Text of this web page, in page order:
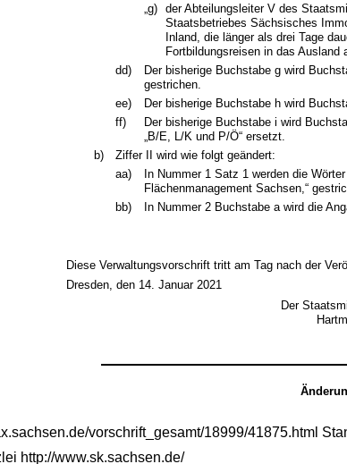
„g)
der Abteilungsleiter V des
Staatsbetriebes Sächsisches
Inland, die länger als drei Tage
Fortbildungsreisen in das Ausland
dd)
Der bisherige Buchstabe g wird
gestrichen.
ee)
Der bisherige Buchstabe h wird
ff)
Der bisherige Buchstabe i wird
„B/E, L/K und P/Ö“ ersetzt.
b)
Ziffer II wird wie folgt geändert:
aa)
In Nummer 1 Satz 1 werden die
Flächenmanagement Sachsen,“
bb)
In Nummer 2 Buchstabe a wird die
Diese Verwaltungsvorschrift tritt am Tag nach der
Dresden, den 14. Januar 2021
Der
vorschrift_gesamt/18999/41875.html
http://www.sk.sachsen.de/